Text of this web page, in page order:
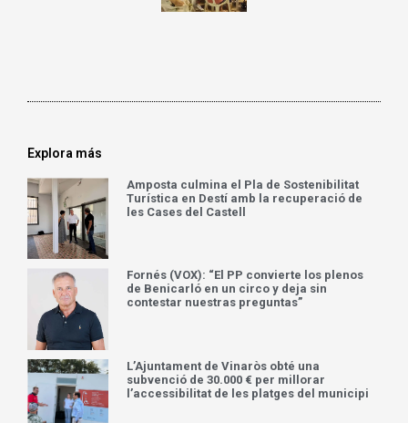
Explora más
Amposta culmina el Pla de Sostenibilitat
Turística en Destí amb la recuperació de
les Cases del Castell
Fornés (VOX): “El PP convierte los plenos
de Benicarló en un circo y deja sin
contestar nuestras preguntas”
L’Ajuntament de Vinaròs obté una
subvenció de 30.000 € per millorar
l’accessibilitat de les platges del municipi